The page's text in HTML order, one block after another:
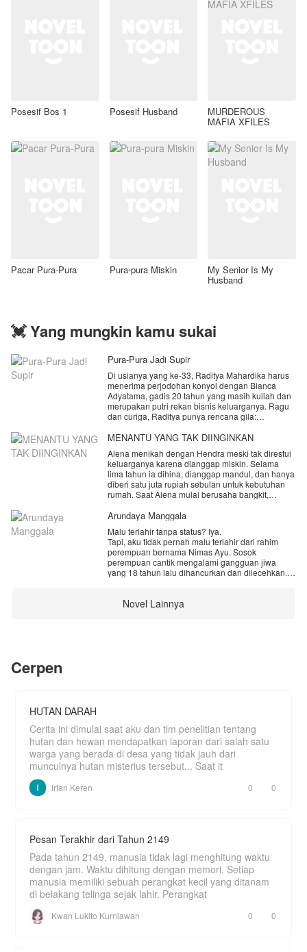
Posesif Bos 1 Posesif Husband MURDEROUS
MAFIA XFILES
Pacar Pura-Pura Pura-pura Miskin My Senior Is My
Husband
💓 Yang mungkin kamu sukai
Pura-Pura Jadi Supir
Di usianya yang ke-33, Raditya Mahardika harus
menerima perjodohan konyol dengan Bianca
Adyatama, gadis 20 tahun yang masih kuliah dan
merupakan putri rekan bisnis keluarganya. Ragu
dan curiga, Raditya punya rencana gila:
Adyatama.
realitas yang mengejutkan. Bianca bukan hanya
manja, tapi juga arogan dan suka merendahkan
orang.
Namun, di tengah kekecewaannya, mata Radit
justru tertuju pada sosok lain: Kirana Adyatama.
keluarganya, Kirana hanyalah barista kafe,
bahkan sering diperlakukan seperti pelayan. Tapi,
di balik seragam kafe dan senyum hangatnya,
Kirana menyimpan rahasia besar.
Mana yang akan dipilih Radit? Calon istri yang
dijodohkan, atau kakak yang menyimpan mutiara
tersembunyi? Bagaimana jika rahasia
MENANTU YANG TAK DIINGINKAN
Alena menikah dengan Hendra meski tak direstui
keluarganya karena dianggap miskin. Selama
lima tahun ia dihina, dianggap mandul, dan hanya
diberi satu juta rupiah sebulan untuk kebutuhan
rumah. Saat Alena mulai berusaha bangkit,
berselingkuh. Alena memilih bertahan, hingga ia
membalas semua perlakuan yang menyakitkan
itu.
Arundaya Manggala
Malu terlahir tanpa status? Iya.
Tapi, aku tidak pernah malu terlahir dari rahim
perempuan bernama Nimas Ayu. Sosok
perempuan cantik mengalami gangguan jiwa
yang 18 tahun lalu dihancurkan dan dilecehkan.
satunya harapan dari ibu yang dipaksa gila oleh
dunia. Dan ketika aib itu dibuka, Dira memilih
Novel Lainnya
Cerpen
HUTAN DARAH
Cerita ini dimulai saat aku dan tim penelitian tentang
hutan dan hewan mendapatkan laporan dari salah satu
warga yang berada di desa yang tidak jauh dari
munculnya hutan misterius tersebut... Saat it
Irfan Keren 0 0
Pesan Terakhir dari Tahun 2149
Pada tahun 2149, manusia tidak lagi menghitung waktu
dengan jam. Waktu dihitung dengan memori. Setiap
manusia memiliki sebuah perangkat kecil yang ditanam
di belakang telinga sejak lahir. Perangkat
Kwan Lukito Kurniawan 0 0